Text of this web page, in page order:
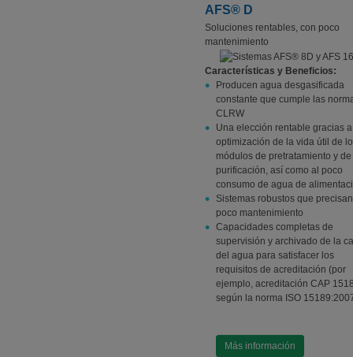
AFS® D
Soluciones rentables, con poco
mantenimiento
Características y Beneficios:
Producen agua desgasificada
constante que cumple las
CLRW
Una elección rentable gracias
optimización de la vida útil de
módulos de pretratamiento y de
purificación, así como al poco
consumo de agua de
Sistemas robustos que precisan
poco mantenimiento
Capacidades completas de
supervisión y archivado de la
del agua para satisfacer los
requisitos de acreditación (por
ejemplo, acreditación CAP
según la norma ISO
Más información